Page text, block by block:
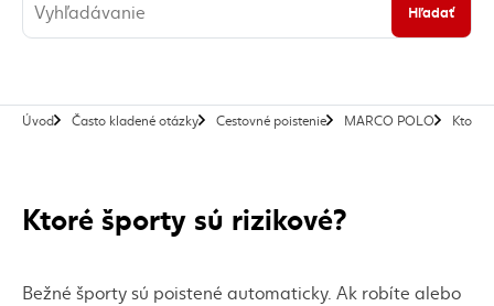
Hľadať
Úvod Často kladené otázky Cestovné poistenie MARCO POLO Ktoré
Ktoré športy sú rizikové?
Bežné športy sú poistené automaticky. Ak robíte alebo